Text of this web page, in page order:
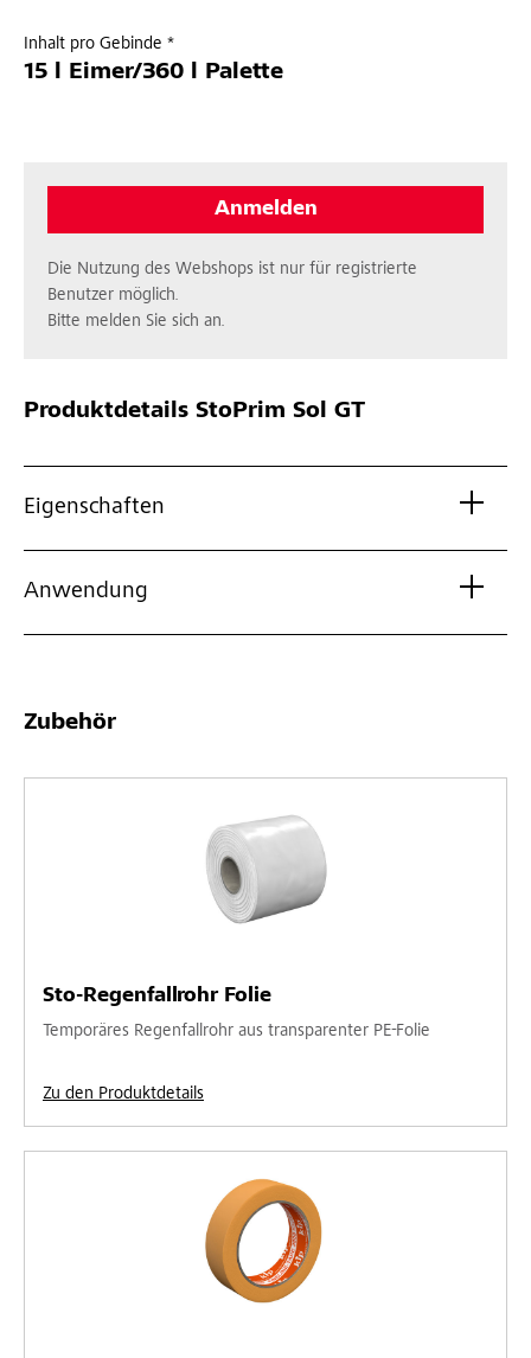
Inhalt pro Gebinde *
15 l Eimer/360 l Palette
Anmelden
Die Nutzung des Webshops ist nur für registrierte
Benutzer möglich.
Bitte melden Sie sich an.
Produktdetails StoPrim Sol GT
Eigenschaften
Anwendung
Zubehör
Sto-Regenfallrohr Folie
Temporäres Regenfallrohr aus transparenter PE-Folie
Zu den Produktdetails